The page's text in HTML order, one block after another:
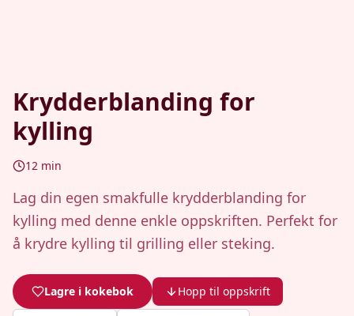
Krydderblanding for
kylling
12 min
Lag din egen smakfulle krydderblanding for
kylling med denne enkle oppskriften. Perfekt for
å krydre kylling til grilling eller steking.
Lagre i kokebok Hopp til oppskrift